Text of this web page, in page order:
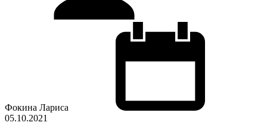
Фокина Лариса
05.10.2021